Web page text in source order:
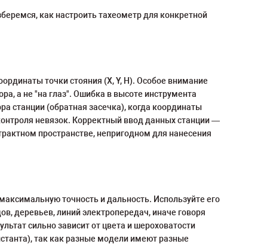
как настроить тахеометр для конкретной
точки стояния (X, Y, H). Особое внимание
а не "на глаз". Ошибка в высоте инструмента
станции (обратная засечка), когда координаты
невязок. Корректный ввод данных станции —
пространстве, непригодном для нанесения
точность и дальность. Используйте его
деревьев, линий электропередач, иначе говоря
сильно зависит от цвета и шероховатости
так как разные модели имеют разные